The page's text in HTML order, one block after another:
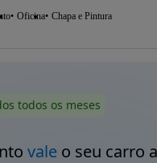
Oficina Chapa e Pintura
todos os meses
valeo seu carro